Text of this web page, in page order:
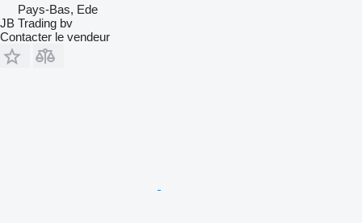
Pays-Bas, Ede
JB Trading bv
Contacter le vendeur